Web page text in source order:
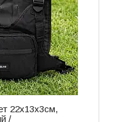
22х13х3см,
/